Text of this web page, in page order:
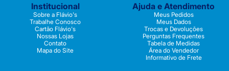
Institucional
Sobre a Flávio's
Trabalhe Conosco
Cartão Flávio's
Nossas Lojas
Contato
Mapa do Site
Ajuda e Atendimento
Meus Pedidos
Meus Dados
Trocas e Devoluções
Perguntas Frequentes
Tabela de Medidas
Área do Vendedor
Informativo de Frete